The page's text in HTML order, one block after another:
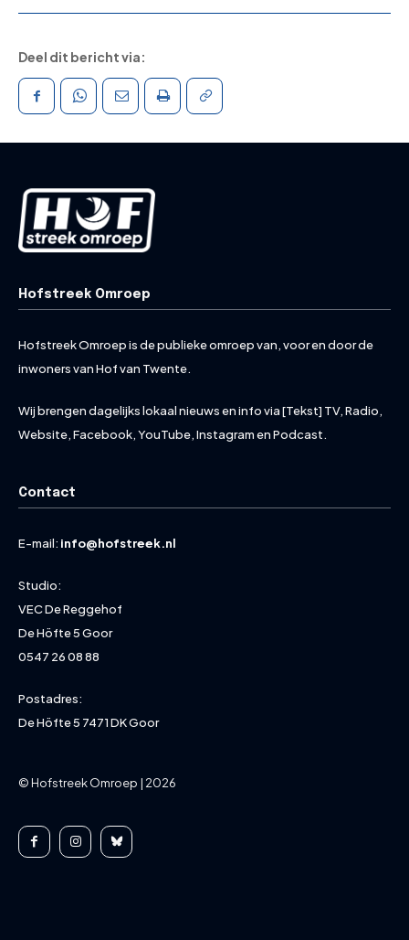
Deel dit bericht via:
Hofstreek Omroep
Hofstreek Omroep is de publieke omroep van, voor en door de
inwoners van Hof van Twente.
Wij brengen dagelijks lokaal nieuws en info via [Tekst] TV, Radio,
Website, Facebook, YouTube, Instagram en Podcast.
Contact
E-mail: info@hofstreek.nl
Studio:
VEC De Reggehof
De Höfte 5 Goor
0547 26 08 88
Postadres:
De Höfte 5 7471 DK Goor
© Hofstreek Omroep | 2026